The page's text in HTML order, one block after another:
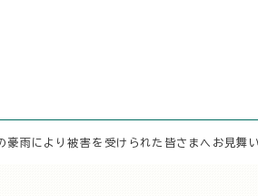
雨により被害を受けられた皆さまへお見舞